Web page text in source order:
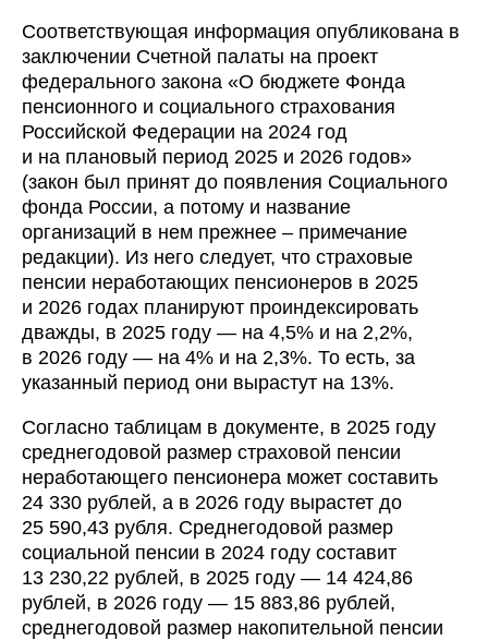
Соответствующая информация опубликована в
заключении Счетной палаты на проект
федерального закона «О бюджете Фонда
пенсионного и социального страхования
Российской Федерации на 2024 год
и на плановый период 2025 и 2026 годов»
(закон был принят до появления Социального
фонда России, а потому и название
организаций в нем прежнее – примечание
редакции). Из него следует, что страховые
пенсии неработающих пенсионеров в 2025
и 2026 годах планируют проиндексировать
дважды, в 2025 году — на 4,5% и на 2,2%,
в 2026 году — на 4% и на 2,3%. То есть, за
указанный период они вырастут на 13%.
Согласно таблицам в документе, в 2025 году
среднегодовой размер страховой пенсии
неработающего пенсионера может составить
24 330 рублей, а в 2026 году вырастет до
25 590,43 рубля. Среднегодовой размер
социальной пенсии в 2024 году составит
13 230,22 рублей, в 2025 году — 14 424,86
рублей, в 2026 году — 15 883,86 рублей,
среднегодовой размер накопительной пенсии